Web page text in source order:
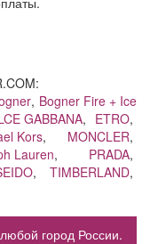
, Bogner Fire + Ice
GABBANA, ETRO,
Kors, MONCLER,
Lauren, PRADA,
,TIMBERLAND,
город России.